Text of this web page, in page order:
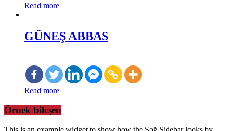
Read more
GÜNEŞ ABBAS
Read more
Örnek bileşen